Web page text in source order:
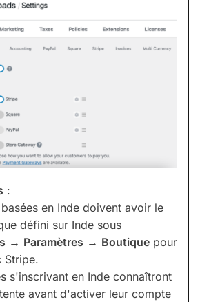
:
en Inde doivent avoir le
défini sur Inde sous
→ Paramètres → Boutique pour
Stripe.
s'inscrivant en Inde connaîtront
avant d'activer leur compte